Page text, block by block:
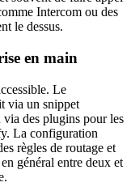
Intercom ou des
le dessus.
en main
Le
via un snippet
via des plugins pour les
La configuration
règles de routage et
général entre deux et